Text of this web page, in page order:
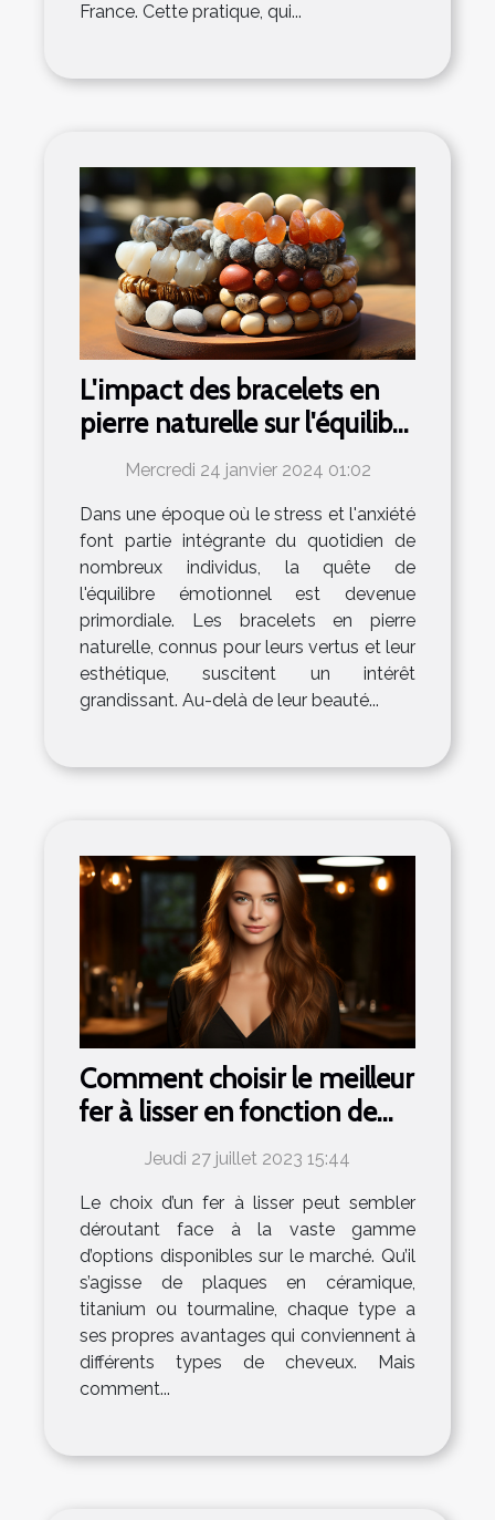
France. Cette pratique, qui...
L'impact des bracelets en
pierre naturelle sur l'équilibre
émotionnel
Mercredi 24 janvier 2024 01:02
Dans une époque où le stress et l'anxiété
font partie intégrante du quotidien de
nombreux individus, la quête de
l'équilibre émotionnel est devenue
primordiale. Les bracelets en pierre
naturelle, connus pour leurs vertus et leur
esthétique, suscitent un intérêt
grandissant. Au-delà de leur beauté...
Comment choisir le meilleur
fer à lisser en fonction de
votre type de cheveux
Jeudi 27 juillet 2023 15:44
Le choix d’un fer à lisser peut sembler
déroutant face à la vaste gamme
d’options disponibles sur le marché. Qu’il
s’agisse de plaques en céramique,
titanium ou tourmaline, chaque type a
ses propres avantages qui conviennent à
différents types de cheveux. Mais
comment...